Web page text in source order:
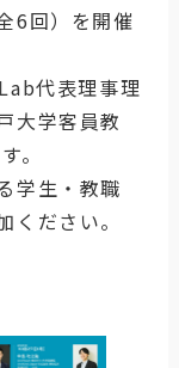
6回）を開催
代表理事理
大学客員教
。
学生・教職
ださい。